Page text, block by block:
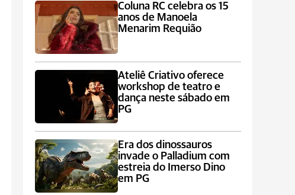
Coluna RC celebra os 15
anos de Manoela
Menarim Requião
Ateliê Criativo oferece
workshop de teatro e
dança neste sábado em
PG
Era dos dinossauros
invade o Palladium com
estreia do Imerso Dino
em PG